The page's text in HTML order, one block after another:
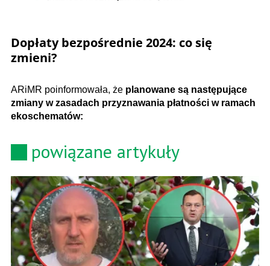
Dopłaty bezpośrednie 2024: co się
zmieni?
ARiMR poinformowała, że planowane są następujące
zmiany w zasadach przyznawania płatności w ramach
ekoschematów:
powiązane artykuły